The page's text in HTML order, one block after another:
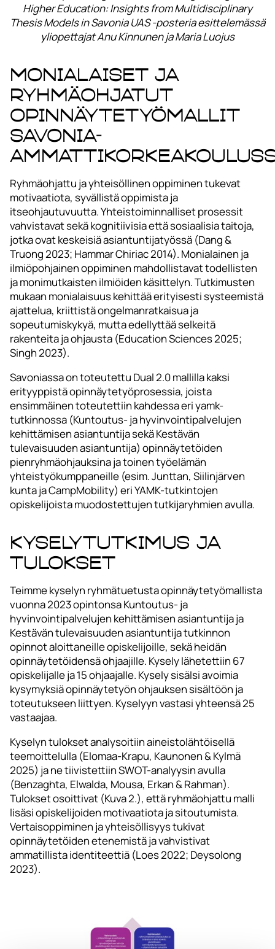
Higher Education: Insights from Multidisciplinary
Thesis Models in Savonia UAS -posteria esittelemässä
yliopettajat Anu Kinnunen ja Maria Luojus
Monialaiset ja
ryhmäohjatut
opinnäytetyömallit
Savonia-
Ryhmäohjattu ja yhteisöllinen oppiminen tukevat
motivaatiota, syvällistä oppimista ja
itseohjautuvuutta. Yhteistoiminnalliset prosessit
vahvistavat sekä kognitiivisia että sosiaalisia taitoja,
jotka ovat keskeisiä asiantuntijatyössä (Dang &
Truong 2023; Hammar Chiriac 2014). Monialainen ja
ilmiöpohjainen oppiminen mahdollistavat todellisten
ja monimutkaisten ilmiöiden käsittelyn. Tutkimusten
mukaan monialaisuus kehittää erityisesti systeemistä
ajattelua, kriittistä ongelmanratkaisua ja
sopeutumiskykyä, mutta edellyttää selkeitä
rakenteita ja ohjausta (Education Sciences 2025;
Singh 2023).
Savoniassa on toteutettu Dual 2.0 mallilla kaksi
erityyppistä opinnäytetyöprosessia, joista
ensimmäinen toteutettiin kahdessa eri yamk-
tutkinnossa (Kuntoutus- ja hyvinvointipalvelujen
kehittämisen asiantuntija sekä Kestävän
tulevaisuuden asiantuntija) opinnäytetöiden
pienryhmäohjauksina ja toinen työelämän
yhteistyökumppaneille (esim. Junttan, Siilinjärven
kunta ja CampMobility) eri YAMK-tutkintojen
opiskelijoista muodostettujen tutkijaryhmien avulla.
Kyselytutkimus ja
tulokset
Teimme kyselyn ryhmätuetusta opinnäytetyömallista
vuonna 2023 opintonsa Kuntoutus- ja
hyvinvointipalvelujen kehittämisen asiantuntija ja
Kestävän tulevaisuuden asiantuntija tutkinnon
opinnot aloittaneille opiskelijoille, sekä heidän
opinnäytetöidensä ohjaajille. Kysely lähetettiin 67
opiskelijalle ja 15 ohjaajalle. Kysely sisälsi avoimia
kysymyksiä opinnäytetyön ohjauksen sisältöön ja
toteutukseen liittyen. Kyselyyn vastasi yhteensä 25
vastaajaa.
Kyselyn tulokset analysoitiin aineistolähtöisellä
teemoittelulla (Elomaa-Krapu, Kaunonen & Kylmä
2025) ja ne tiivistettiin SWOT-analyysin avulla
(Benzaghta, Elwalda, Mousa, Erkan & Rahman).
Tulokset osoittivat (Kuva 2.), että ryhmäohjattu malli
lisäsi opiskelijoiden motivaatiota ja sitoutumista.
Vertaisoppiminen ja yhteisöllisyys tukivat
opinnäytetöiden etenemistä ja vahvistivat
ammatillista identiteettiä (Loes 2022; Deysolong
2023).